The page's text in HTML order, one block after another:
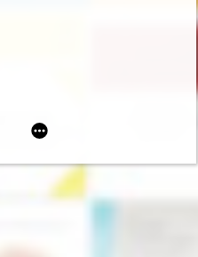
Fakty i domniemania